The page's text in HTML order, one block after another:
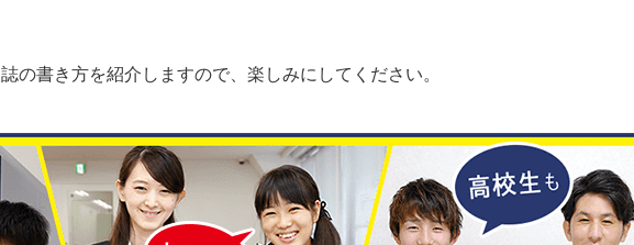
の書き方を紹介しますので、楽しみにしてください。